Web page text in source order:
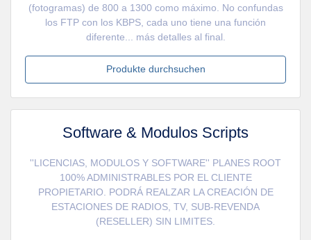
(fotogramas) de 800 a 1300 como máximo. No confundas
los FTP con los KBPS, cada uno tiene una función
diferente... más detalles al final.
Produkte durchsuchen
Software & Modulos Scripts
''LICENCIAS, MODULOS Y SOFTWARE'' PLANES ROOT
100% ADMINISTRABLES POR EL CLIENTE
PROPIETARIO. PODRÁ REALZAR LA CREACIÓN DE
ESTACIONES DE RADIOS, TV, SUB-REVENDA
(RESELLER) SIN LIMITES.